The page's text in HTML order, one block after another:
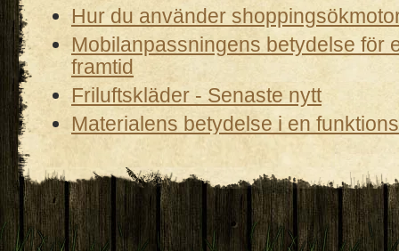
Hur du använder
Mobilanpassningens betydelse för
framtid
Friluftskläder - Senaste nytt
Materialens betydelse i en